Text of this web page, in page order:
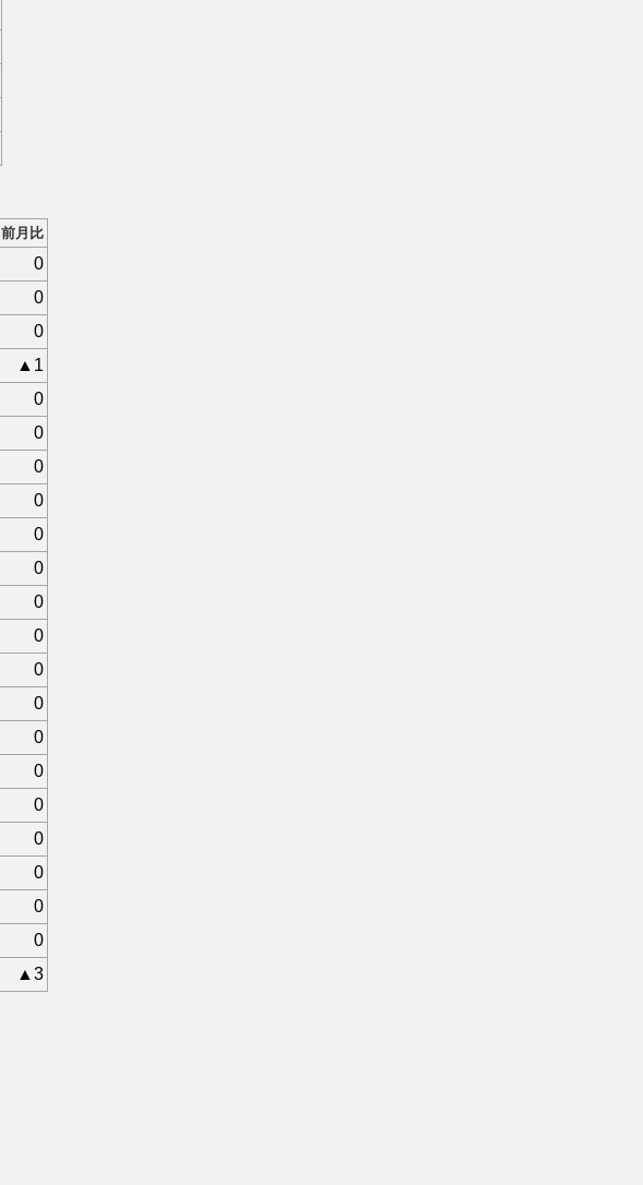
前月比
0
0
0
▲1
0
0
0
0
0
0
0
0
0
0
0
0
0
0
0
0
0
▲3